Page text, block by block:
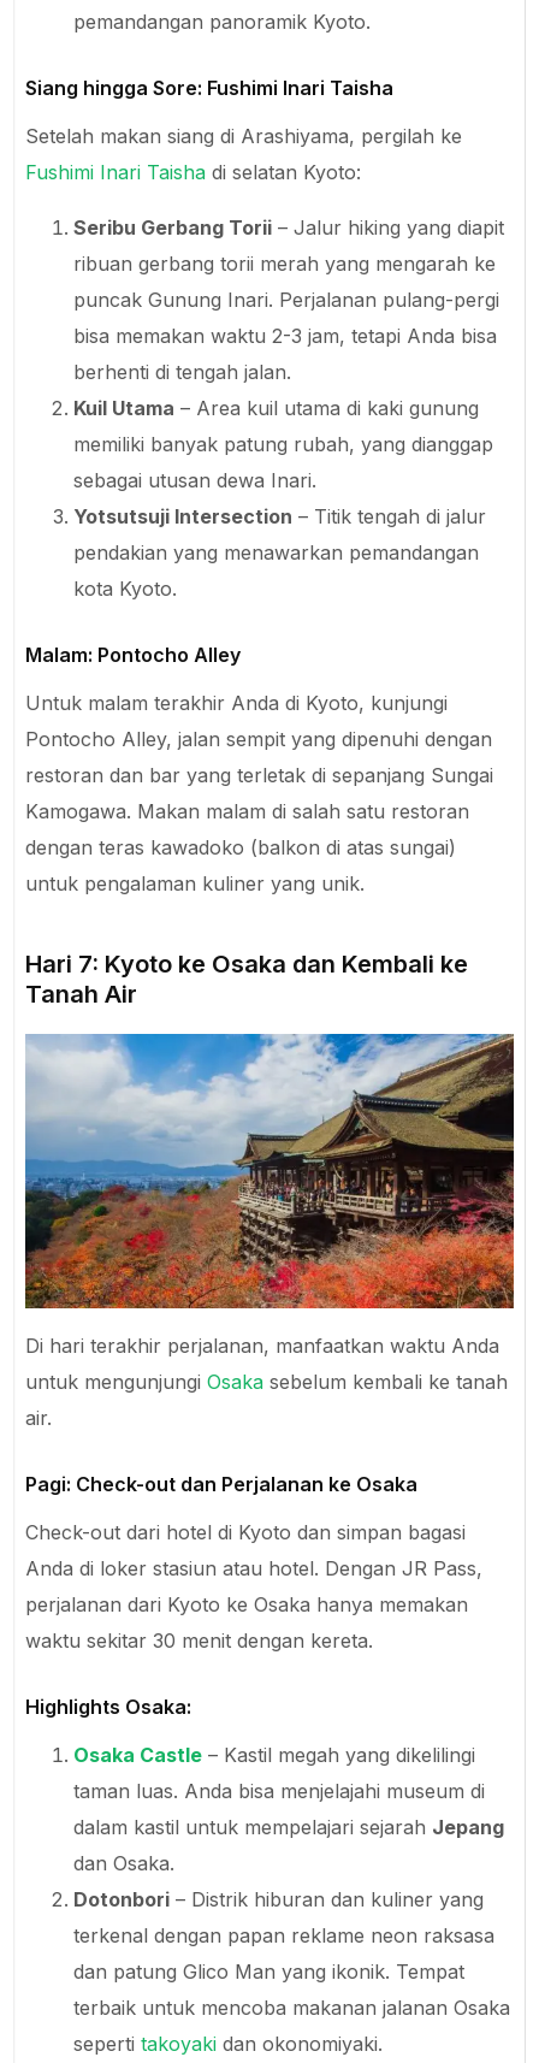
pemandangan panoramik Kyoto.
Siang hingga Sore: Fushimi Inari Taisha
Setelah makan siang di Arashiyama, pergilah ke
Fushimi Inari Taisha di selatan Kyoto:
Seribu Gerbang Torii – Jalur hiking yang diapit
ribuan gerbang torii merah yang mengarah ke
puncak Gunung Inari. Perjalanan pulang-pergi
bisa memakan waktu 2-3 jam, tetapi Anda bisa
berhenti di tengah jalan.
Kuil Utama – Area kuil utama di kaki gunung
memiliki banyak patung rubah, yang dianggap
sebagai utusan dewa Inari.
Yotsutsuji Intersection – Titik tengah di jalur
pendakian yang menawarkan pemandangan
kota Kyoto.
Malam: Pontocho Alley
Untuk malam terakhir Anda di Kyoto, kunjungi
Pontocho Alley, jalan sempit yang dipenuhi dengan
restoran dan bar yang terletak di sepanjang Sungai
Kamogawa. Makan malam di salah satu restoran
dengan teras kawadoko (balkon di atas sungai)
untuk pengalaman kuliner yang unik.
Hari 7: Kyoto ke Osaka dan Kembali ke
Tanah Air
Di hari terakhir perjalanan, manfaatkan waktu Anda
untuk mengunjungiOsaka sebelum kembali ke tanah
air.
Pagi: Check-out dan Perjalanan ke Osaka
Check-out dari hotel di Kyoto dan simpan bagasi
Anda di loker stasiun atau hotel. Dengan JR Pass,
perjalanan dari Kyoto ke Osaka hanya memakan
waktu sekitar 30 menit dengan kereta.
Highlights Osaka:
Osaka Castle – Kastil megah yang dikelilingi
taman luas. Anda bisa menjelajahi museum di
dalam kastil untuk mempelajari sejarah Jepang
dan Osaka.
Dotonbori – Distrik hiburan dan kuliner yang
terkenal dengan papan reklame neon raksasa
dan patung Glico Man yang ikonik. Tempat
terbaik untuk mencoba makanan jalanan Osaka
sepertitakoyaki dan okonomiyaki.